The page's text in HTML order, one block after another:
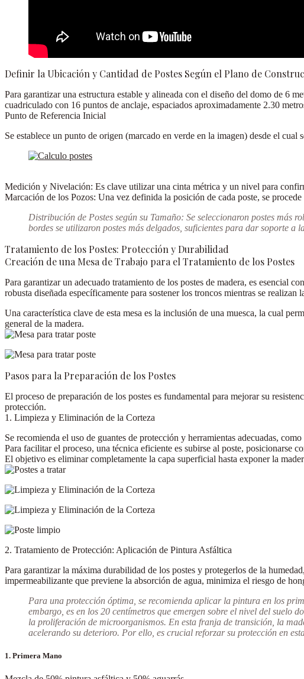
Definir la Ubicación y Cantidad de Postes Según el Plano de
Para garantizar una estructura estable y alineada con el diseño del domo de 6
cuadriculado con 16 puntos de anclaje, espaciados aproximadamente 2.30
Punto de Referencia Inicial
Se establece un punto de origen (marcado en verde en la imagen) desde el
Medición y Nivelación: Es clave utilizar una cinta métrica y un nivel para
Marcación de los Pozos: Una vez definida la posición de cada poste, se
Distribución de Postes según su Tamaño: Se seleccionaron postes más
bordes se utilizaron postes más delgados , suficientes para dar soporte a
Tratamiento de los Postes: Protección y Durabilidad
Creación de una Mesa de Trabajo para el Tratamiento de los Postes
Para garantizar un adecuado tratamiento de los postes de madera, es esencial
robusta diseñada específicamente para sostener los troncos mientras se realizan
Una característica clave de esta mesa es la inclusión de una muesca, la cual
general de la madera.
Pasos para la Preparación de los Postes
El proceso de preparación de los postes es fundamental para mejorar su
protección.
1. Limpieza y Eliminación de la Corteza
Se recomienda el uso de guantes de protección y herramientas adecuadas, como
Para facilitar el proceso, una técnica eficiente es subirse al poste, posicionarse
El objetivo es eliminar completamente la capa superficial hasta exponer la
2. Tratamiento de Protección: Aplicación de Pintura Asfáltica
Para garantizar la máxima durabilidad de los postes y protegerlos de la
impermeabilizante que previene la absorción de agua, minimiza el riesgo de
Para una protección óptima, se recomienda aplicar la pintura en los
embargo, es en los 20 centímetros que emergen sobre el nivel del
la proliferación de microorganismos. En esta franja de transición, la
acelerando su deterioro. Por ello, es crucial reforzar su protección en
1. Primera Mano